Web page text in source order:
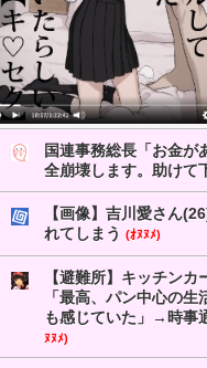
国連事務総長「お金が
全崩壊します。助けて
【画像】吉川愛さん
れてしまう (ｵﾇﾇﾒ)
【避難所】キッチン
「最高、パン中心の
も感じていた」→時事
ﾇﾇﾒ)